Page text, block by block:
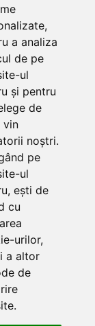
a analiza
de pe
ul
și pentru
de
vin
noștri.
pe
ul
ești de
cu
urilor,
a altor
de
Romania